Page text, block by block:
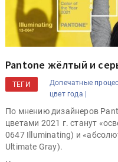
Pantone жёлтый и
ТЕГИ Допечатные
цвет года |
По мнению дизайнеров
цветами 2021 г. станут
0647 Illuminating) и
Ultimate Gray).